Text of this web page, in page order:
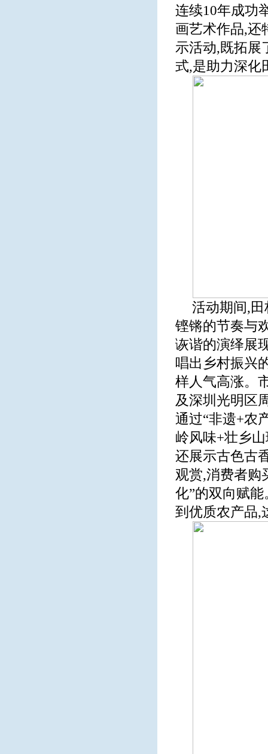
连续10年成功
画艺术作品,还
示活动,既拓展
式,是助力深化
活动期间,
铿锵的节奏与
诙谐的演绎展
唱出乡村振兴
样人气高涨。
及深圳光明区
通过“非遗+农
岭风味+壮乡
还展示古色古
观赏,消费者购
化”的双向赋
到优质农产品,